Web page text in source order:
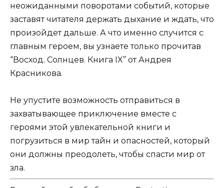
неожиданными поворотами событий, которые
заставят читателя держать дыхание и ждать, что
произойдет дальше. А что именно случится с
главным героем, вы узнаете только прочитав
“Восход. Солнцев. Книга IX” от Андрея
Красникова.
Не упустите возможность отправиться в
захватывающее приключение вместе с
героями этой увлекательной книги и
погрузиться в мир тайн и опасностей, который
они должны преодолеть, чтобы спасти мир от
зла.